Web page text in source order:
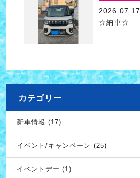
2026.07.17
☆納車☆
カテゴリー
新車情報 (17)
イベント/キャンペーン (25)
イベントデー (1)